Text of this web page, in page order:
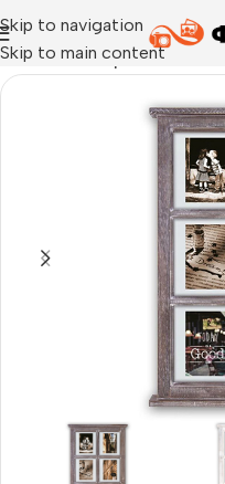
Skip to navigation
Skip to main content
Начало›Галерия›Рамка